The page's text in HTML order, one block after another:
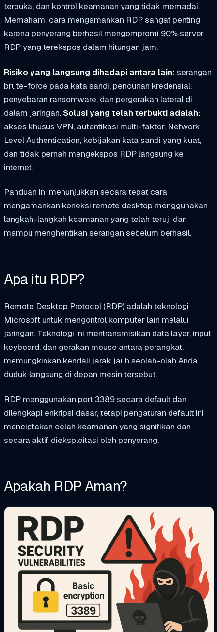
terbuka, dan kontrol keamanan yang tidak memadai.
Memahami cara mengamankan RDP sangat penting
karena penyerang berhasil mengompromi 90% server
RDP yang terekspos dalam hitungan jam.
Risiko yang langsung dihadapi antara lain: serangan
brute-force pada kata sandi, pencurian kredensial,
penyebaran ransomware, dan pergerakan lateral di
dalam jaringan.Solusi yang telah terbukti adalah:
akses khusus VPN, autentikasi multi-faktor, Network
Level Authentication, kebijakan kata sandi yang kuat,
dan tidak pernah mengekspos RDP langsung ke
internet.
Panduan ini menunjukkan secara tepat cara
mengamankan koneksi remote desktop menggunakan
langkah-langkah keamanan yang telah teruji dan
mampu menghentikan serangan sebelum berhasil.
Apa itu RDP?
Remote Desktop Protocol (RDP) adalah teknologi
Microsoft untuk mengontrol komputer lain melalui
jaringan. Teknologi ini mentransmisikan data layar, input
keyboard, dan gerakan mouse antara perangkat,
memungkinkan kendali jarak jauh seolah-olah Anda
duduk langsung di depan mesin tersebut.
RDP menggunakan port 3389 secara default dan
dilengkapi enkripsi dasar, tetapi pengaturan default ini
menciptakan celah keamanan yang signifikan dan
secara aktif dieksploitasi oleh penyerang.
Apakah RDP Aman?